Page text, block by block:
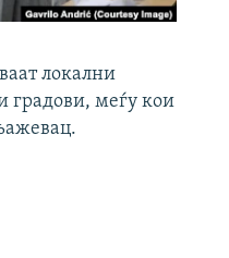
локални
градови, меѓу кои